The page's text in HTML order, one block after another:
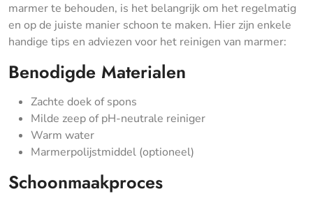
marmer te behouden, is het belangrijk om het regelmatig
en op de juiste manier schoon te maken. Hier zijn enkele
handige tips en adviezen voor het reinigen van marmer:
Benodigde Materialen
Zachte doek of spons
Milde zeep of pH-neutrale reiniger
Warm water
Marmerpolijstmiddel (optioneel)
Schoonmaakproces